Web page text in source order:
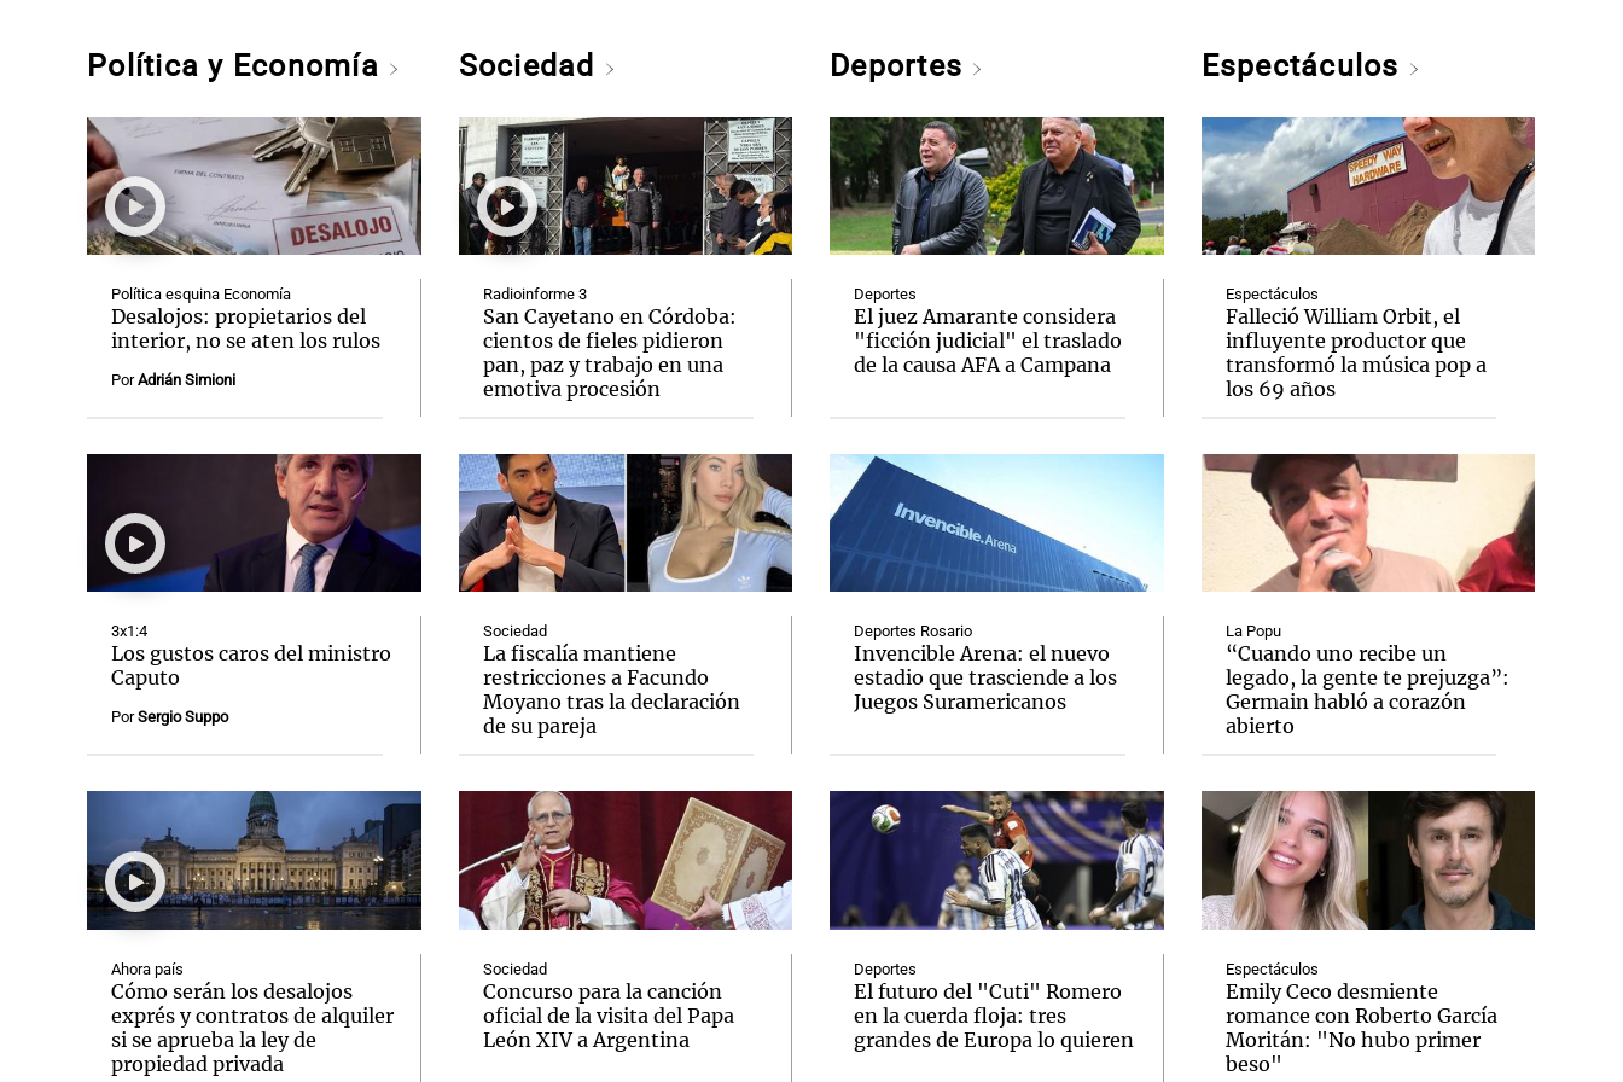
Política y Economía
Política esquina Economía
Desalojos: propietarios del
interior, no se aten los rulos
PorAdrián Simioni
3x1:4
Los gustos caros del ministro
Caputo
PorSergio Suppo
Ahora país
Cómo serán los desalojos
exprés y contratos de alquiler
si se aprueba la ley de
propiedad privada
Sociedad
Radioinforme 3
San Cayetano en Córdoba:
cientos de fieles pidieron
pan, paz y trabajo en una
emotiva procesión
Sociedad
La fiscalía mantiene
restricciones a Facundo
Moyano tras la declaración
de su pareja
Sociedad
Concurso para la canción
oficial de la visita del Papa
León XIV a Argentina
Deportes
Deportes
El juez Amarante considera
"ficción judicial" el traslado
de la causa AFA a Campana
Deportes Rosario
Invencible Arena: el nuevo
estadio que trasciende a los
Juegos Suramericanos
Deportes
El futuro del "Cuti" Romero
en la cuerda floja: tres
grandes de Europa lo quieren
Espectáculos
Espectáculos
Falleció William Orbit, el
influyente productor que
transformó la música pop a
los 69 años
La Popu
“Cuando uno recibe un
legado, la gente te prejuzga”:
Germain habló a corazón
abierto
Espectáculos
Emily Ceco desmiente
romance con Roberto García
Moritán: "No hubo primer
beso"
Notas
El huracán de Arequito
Notas
Cadena 3 en Groenlandia
Notas